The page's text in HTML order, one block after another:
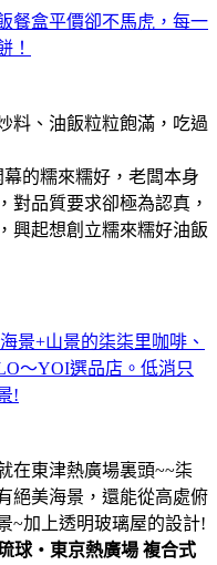
餐盒平價卻不馬虎，每一
！
料、油飯粒粒飽滿，吃過
的糯來糯好，老闆本身
對品質要求卻極為認真，
興起想創立糯來糯好油飯
景+山景的柒柒里咖啡、
～YOI選品店。低消只
!
在東津熱廣場裏頭~~柒
絕美海景，還能從高處俯
~加上透明玻璃屋的設計!
球・東京熱廣場 複合式